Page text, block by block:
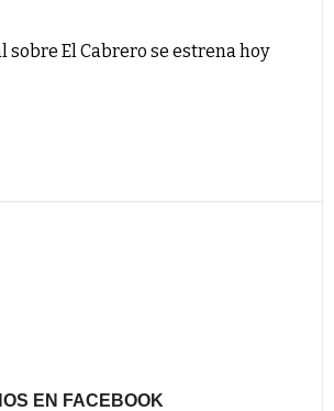
sobre El Cabrero se estrena hoy
EN FACEBOOK